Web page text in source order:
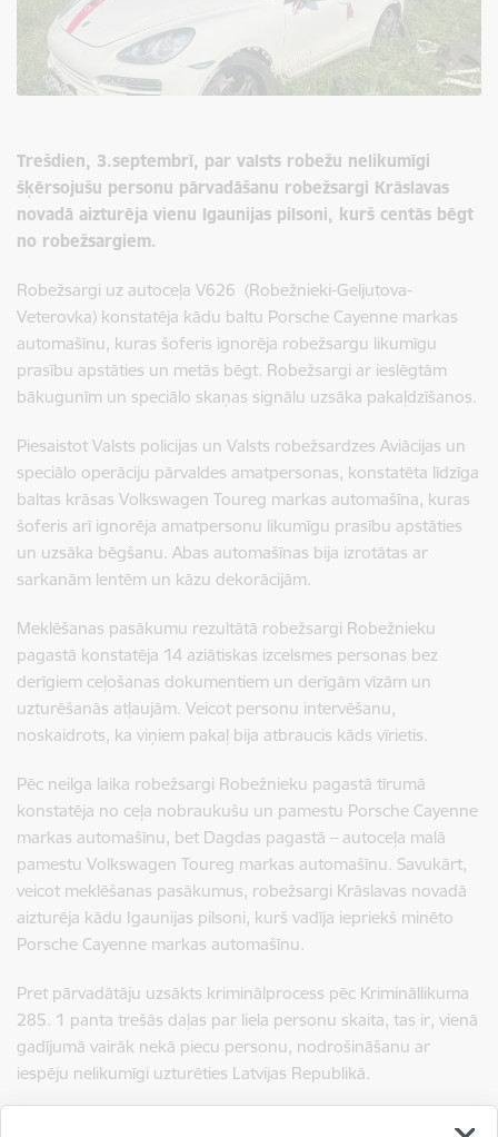
Trešdien, 3.septembrī, par valsts robežu nelikumīgi
šķērsojušu personu pārvadāšanu robežsargi Krāslavas
novadā aizturēja vienu Igaunijas pilsoni, kurš centās bēgt
no robežsargiem.
Robežsargi uz autoceļa V626 (Robežnieki-Geljutova-
Veterovka) konstatēja kādu baltu Porsche Cayenne markas
automašīnu, kuras šoferis ignorēja robežsargu likumīgu
prasību apstāties un metās bēgt. Robežsargi ar ieslēgtām
bākugunīm un speciālo skaņas signālu uzsāka pakaļdzīšanos.
Piesaistot Valsts policijas un Valsts robežsardzes Aviācijas un
speciālo operāciju pārvaldes amatpersonas, konstatēta līdzīga
baltas krāsas Volkswagen Toureg markas automašīna, kuras
šoferis arī ignorēja amatpersonu likumīgu prasību apstāties
un uzsāka bēgšanu. Abas automašīnas bija izrotātas ar
sarkanām lentēm un kāzu dekorācijām.
Meklēšanas pasākumu rezultātā robežsargi Robežnieku
pagastā konstatēja 14 aziātiskas izcelsmes personas bez
derīgiem ceļošanas dokumentiem un derīgām vīzām un
uzturēšanās atļaujām. Veicot personu intervēšanu,
noskaidrots, ka viņiem pakaļ bija atbraucis kāds vīrietis.
Pēc neilga laika robežsargi Robežnieku pagastā tīrumā
konstatēja no ceļa nobraukušu un pamestu Porsche Cayenne
markas automašīnu, bet Dagdas pagastā – autoceļa malā
pamestu Volkswagen Toureg markas automašīnu. Savukārt,
veicot meklēšanas pasākumus, robežsargi Krāslavas novadā
aizturēja kādu Igaunijas pilsoni, kurš vadīja iepriekš minēto
Porsche Cayenne markas automašīnu.
Pret pārvadātāju uzsākts kriminālprocess pēc Krimināllikuma
285. 1 panta trešās daļas par liela personu skaita, tas ir, vienā
gadījumā vairāk nekā piecu personu, nodrošināšanu ar
iespēju nelikumīgi uzturēties Latvijas Republikā.